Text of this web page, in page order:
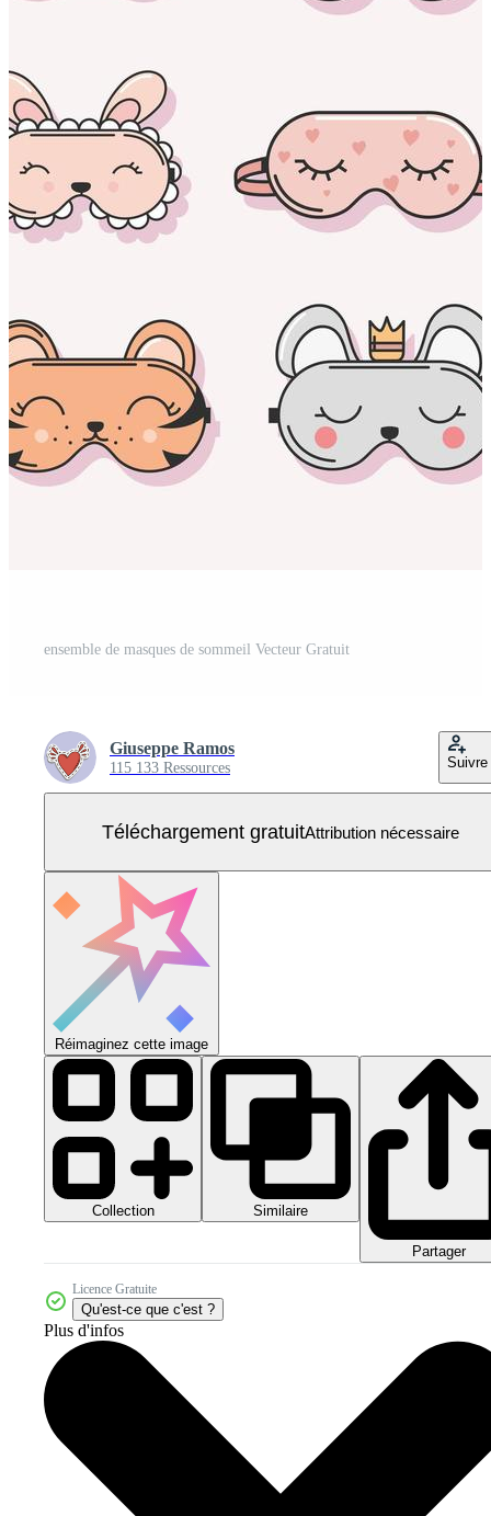
ensemble de masques de sommeil Vecteur Gratuit
Giuseppe Ramos
115 133 Ressources Suivre
Téléchargement gratuitAttribution nécessaire
Réimaginez cette image
Collection Similaire
Partager
Licence Gratuite
Qu'est-ce que c'est ?
Plus d'infos